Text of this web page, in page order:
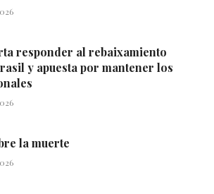
responder al rebaixamiento
y apuesta por mantener los
la muerte